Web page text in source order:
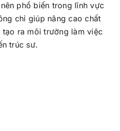
phổ biến trong lĩnh vực
chỉ giúp nâng cao chất
ra môi trường làm việc
trúc sư.